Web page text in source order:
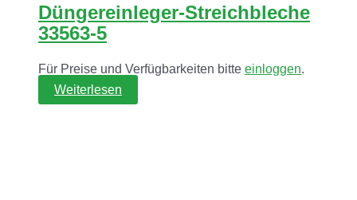
Düngereinleger-Streichbleche
33563-5
Für Preise und Verfügbarkeiten bitte einloggen.
Weiterlesen